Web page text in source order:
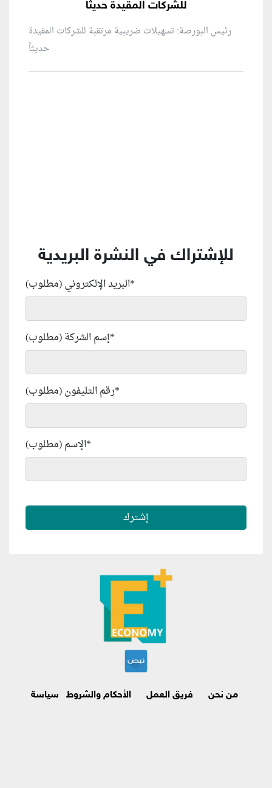
للشركات المقيدة حديثاً
رئيس البورصة: تسهيلات ضريبية مرتقبة للشركات المقيدة
للإشتراك في النشرة البريدية
البريد الإلكتروني (مطلوب)*
إسم الشركة (مطلوب)*
رقم التليفون (مطلوب)*
الإسم (مطلوب)*
من نحن فريق العمل الأحكام والشروط
سياسة